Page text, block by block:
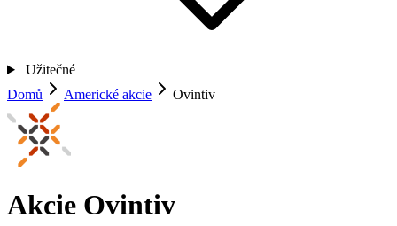
Užitečné
Domů
Americké akcie Ovintiv
Akcie Ovintiv